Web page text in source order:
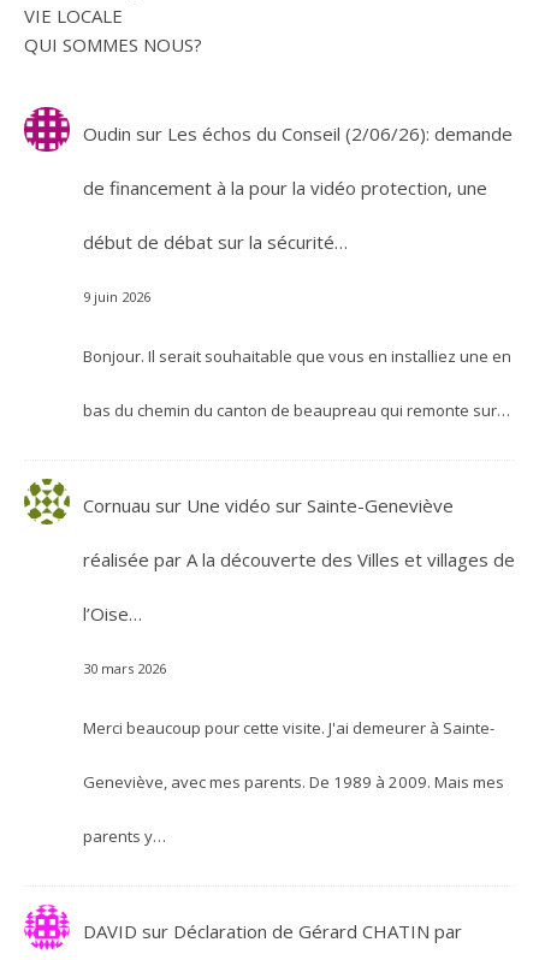
VIE LOCALE
QUI SOMMES NOUS?
Oudin sur Les échos du Conseil (2/06/26): demande
de financement à la pour la vidéo protection, une
début de débat sur la sécurité…
9 juin 2026
Bonjour. Il serait souhaitable que vous en installiez une en
bas du chemin du canton de beaupreau qui remonte sur…
Cornuau sur Une vidéo sur Sainte-Geneviève
réalisée par A la découverte des Villes et villages de
l’Oise…
30 mars 2026
Merci beaucoup pour cette visite. J'ai demeurer à Sainte-
Geneviève, avec mes parents. De 1989 à 2009. Mais mes
parents y…
DAVID sur Déclaration de Gérard CHATIN par